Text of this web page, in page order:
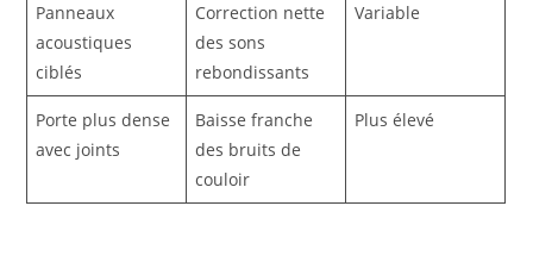
Panneaux
acoustiques
ciblés
Correction nette
des sons
rebondissants
Variable
Porte plus dense
avec joints
Baisse franche
des bruits de
couloir
Plus élevé